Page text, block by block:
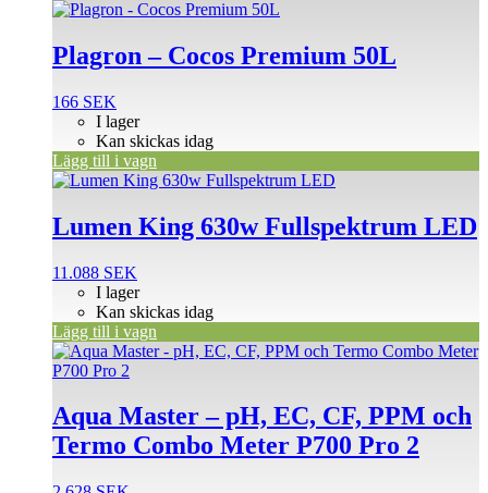
Plagron – Cocos Premium 50L
166 SEK
I lager
Kan skickas idag
Lägg till i vagn
Lumen King 630w Fullspektrum LED
11.088 SEK
I lager
Kan skickas idag
Lägg till i vagn
Aqua Master – pH, EC, CF, PPM och
Termo Combo Meter P700 Pro 2